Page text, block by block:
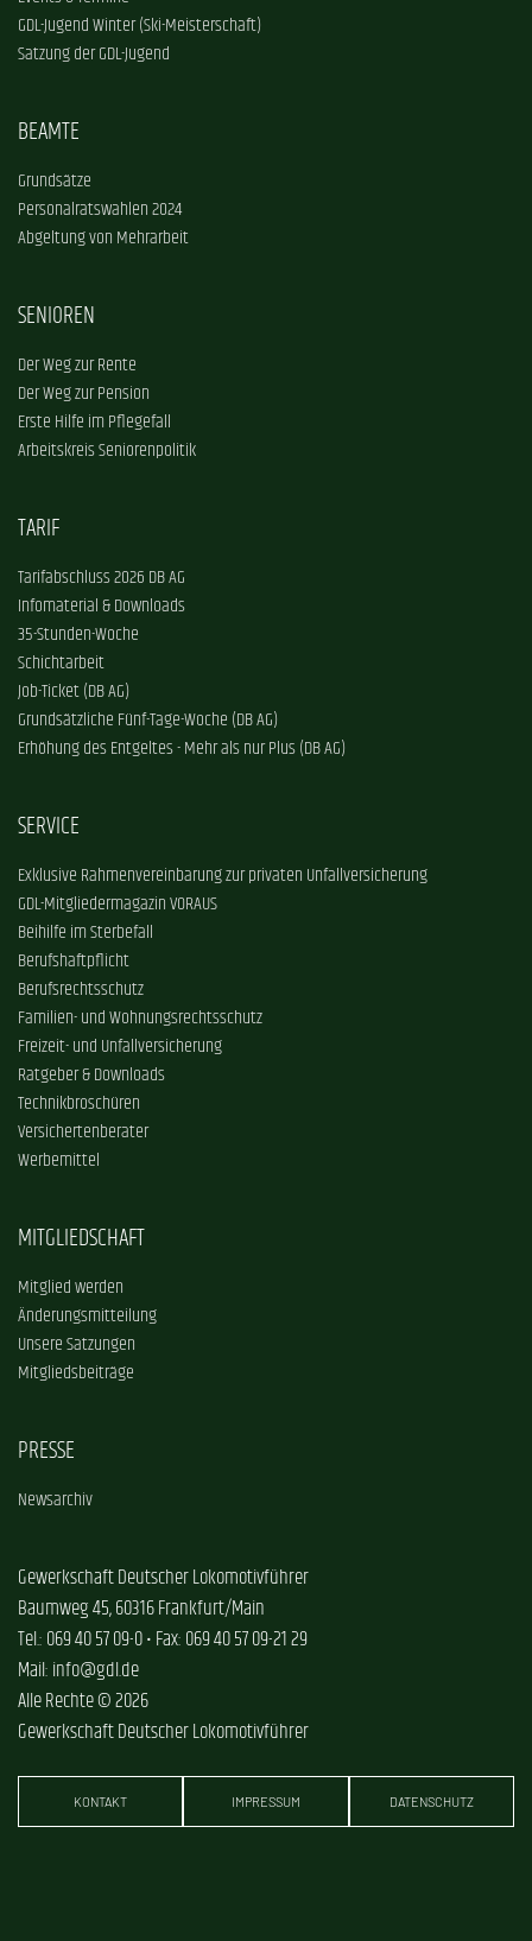
GDL-Jugend Winter (Ski-Meisterschaft)
Satzung der GDL-Jugend
BEAMTE
Grundsätze
Personalratswahlen 2024
Abgeltung von Mehrarbeit
SENIOREN
Der Weg zur Rente
Der Weg zur Pension
Erste Hilfe im Pflegefall
Arbeitskreis Seniorenpolitik
TARIF
Tarifabschluss 2026 DB AG
Infomaterial & Downloads
35-Stunden-Woche
Schichtarbeit
Job-Ticket (DB AG)
Grundsätzliche Fünf-Tage-Woche (DB AG)
Erhöhung des Entgeltes - Mehr als nur Plus (DB AG)
SERVICE
Exklusive Rahmenvereinbarung zur privaten Unfallversicherung
GDL-Mitgliedermagazin VORAUS
Beihilfe im Sterbefall
Berufshaftpflicht
Berufsrechtsschutz
Familien- und Wohnungsrechtsschutz
Freizeit- und Unfallversicherung
Ratgeber & Downloads
Technikbroschüren
Versichertenberater
Werbemittel
MITGLIEDSCHAFT
Mitglied werden
Änderungsmitteilung
Unsere Satzungen
Mitgliedsbeiträge
PRESSE
Newsarchiv
Gewerkschaft Deutscher Lokomotivführer
Baumweg 45, 60316 Frankfurt/Main
Tel.: 069 40 57 09-0 • Fax: 069 40 57 09-21 29
Mail: info@gdl.de
Alle Rechte © 2026
Gewerkschaft Deutscher Lokomotivführer
KONTAKT IMPRESSUM DATENSCHUTZ